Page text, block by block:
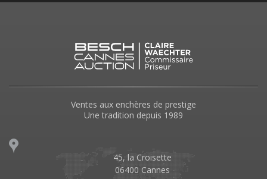
Ventes aux enchères de prestige
Une tradition depuis 1989
45, la Croisette
06400 Cannes